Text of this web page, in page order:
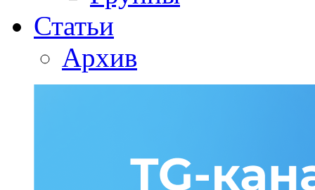
Статьи
Архив